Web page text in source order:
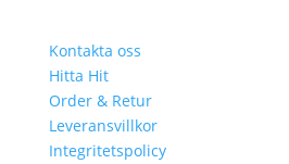
Kontakta oss
Hitta Hit
Order & Retur
Leveransvillkor
Integritetspolicy